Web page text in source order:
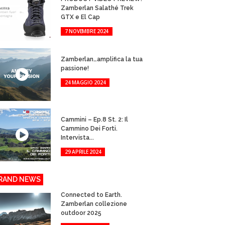
Zamberlan Salathé Trek
GTX e El Cap
7 NOVEMBRE 2024
Zamberlan…amplifica la tua
passione!
24 MAGGIO 2024
Cammini – Ep.8 St. 2: Il
Cammino Dei Forti.
Intervista...
29 APRILE 2024
NEWS
Connected to Earth.
Zamberlan collezione
outdoor 2025